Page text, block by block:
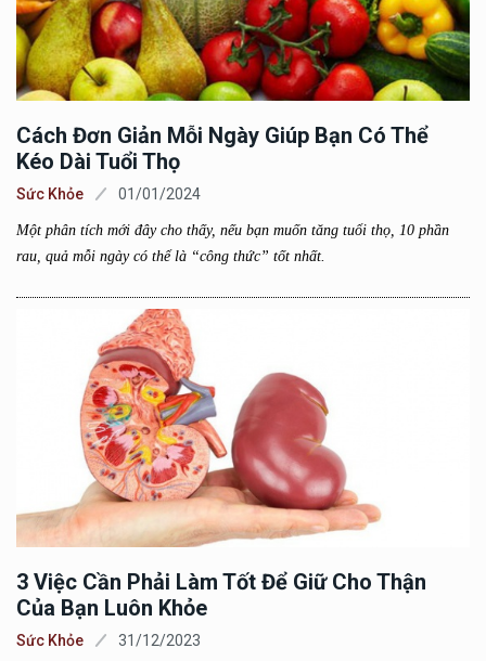
Cách Đơn Giản Mỗi Ngày Giúp Bạn Có Thể
Kéo Dài Tuổi Thọ
Sức Khỏe 01/01/2024
Một phân tích mới đây cho thấy, nếu bạn muốn tăng tuổi thọ, 10 phần
rau, quả mỗi ngày có thể là “công thức” tốt nhất.
3 Việc Cần Phải Làm Tốt Để Giữ Cho Thận
Của Bạn Luôn Khỏe
Sức Khỏe 31/12/2023